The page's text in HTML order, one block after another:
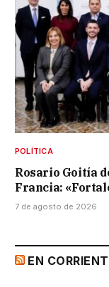
POLÍTICA
Rosario Goitía
Francia:
7 de agosto de 2026
EN